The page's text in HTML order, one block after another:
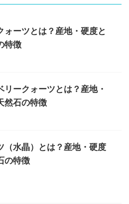
ォーツとは？産地・硬度と
特徴
リークォーツとは？産地・
然石の特徴
（水晶）とは？産地・硬度
の特徴